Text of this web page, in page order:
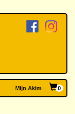
Mijn Akim 0